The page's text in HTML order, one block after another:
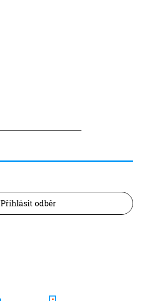
Přihlásit odběr